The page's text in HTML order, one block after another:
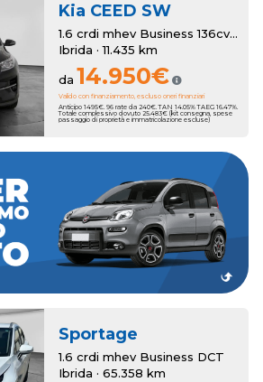
Kia CEED SW
1.6 crdi mhev Business 136cv dct
Ibrida · 11.435 km
da 14.950€
Valido con finanziamento, escluso oneri finanziari
Anticipo 1495€. 96 rate da 240€. TAN 14.05% TAEG 16.47%.
Totale complessivo dovuto 25.483€ (kit consegna, spese
passaggio di proprietà e immatricolazione escluse)
il suo valore al momento dell'acquisto
con una super valutazione aggiuntiva fino
da rottamare? Romana Auto ha pensato a
che vale zero!
Sportage
1.6 crdi mhev Business DCT
Ibrida · 65.358 km